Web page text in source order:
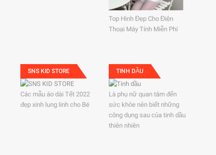
Top Hình Đẹp Cho Điện
Thoại Máy Tính Miễn Phí
SNS KID STORE
Các mẫu áo dài Tết 2022
đẹp xinh lung linh cho Bé
TINH DẦU
Là phụ nữ quan tâm đến
sức khỏe nên biết những
công dụng sau của tinh dầu
thiên nhiên